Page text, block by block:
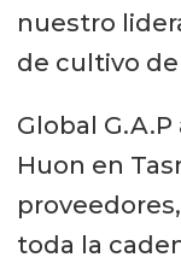
nuestro
de cultivo
Global
Huon en
toda la